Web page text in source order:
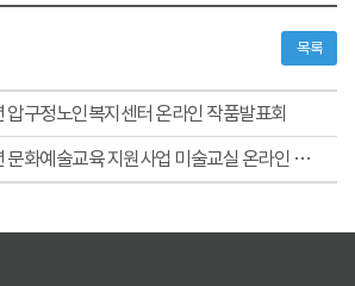
목록
압구정노인복지센터 온라인 작품발표회
2022년 문화예술교육 지원사업 미술교실 온라인 전시회